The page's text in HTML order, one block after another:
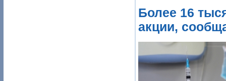
Более 16
акции,